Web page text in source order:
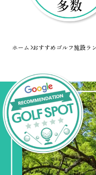
ホーム おすすめゴルフ施設ラ